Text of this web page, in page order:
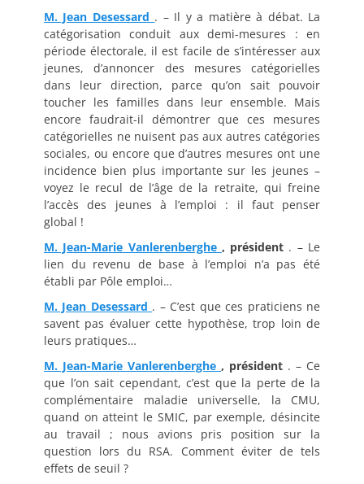
M. Jean Desessard . – Il y a matière à débat. La
catégorisation conduit aux demi-mesures : en
période électorale, il est facile de s’intéresser aux
jeunes, d’annoncer des mesures catégorielles
dans leur direction, parce qu’on sait pouvoir
toucher les familles dans leur ensemble. Mais
encore faudrait-il démontrer que ces mesures
catégorielles ne nuisent pas aux autres catégories
sociales, ou encore que d’autres mesures ont une
incidence bien plus importante sur les jeunes –
voyez le recul de l’âge de la retraite, qui freine
l’accès des jeunes à l’emploi : il faut penser
global !
M. Jean-Marie Vanlerenberghe , président . – Le
lien du revenu de base à l’emploi n’a pas été
établi par Pôle emploi…
M. Jean Desessard . – C’est que ces praticiens ne
savent pas évaluer cette hypothèse, trop loin de
leurs pratiques…
M. Jean-Marie Vanlerenberghe , président . – Ce
que l’on sait cependant, c’est que la perte de la
complémentaire maladie universelle, la CMU,
quand on atteint le SMIC, par exemple, désincite
au travail ; nous avions pris position sur la
question lors du RSA. Comment éviter de tels
effets de seuil ?